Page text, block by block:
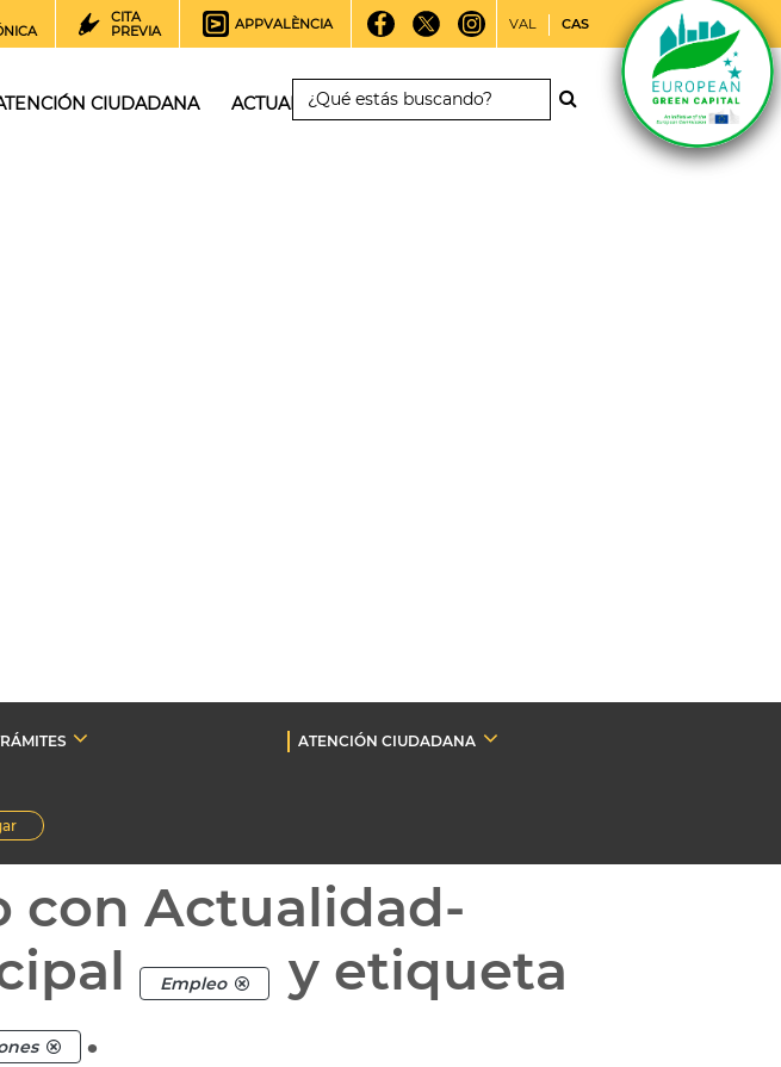
CITA
PREVIA
APPVALÈNCIA VAL CAS
CIUDADANA ACTUALIDAD
ATENCIÓN CIUDADANA
con Actualidad-
Empleo y etiqueta
.